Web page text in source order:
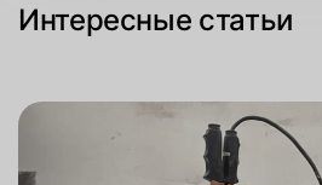
Интересные статьи